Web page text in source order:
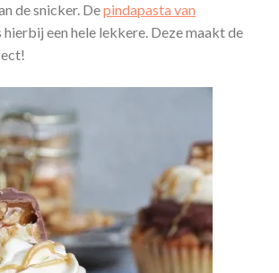
de snicker. Depindapasta van
hierbij een hele lekkere. Deze maakt de